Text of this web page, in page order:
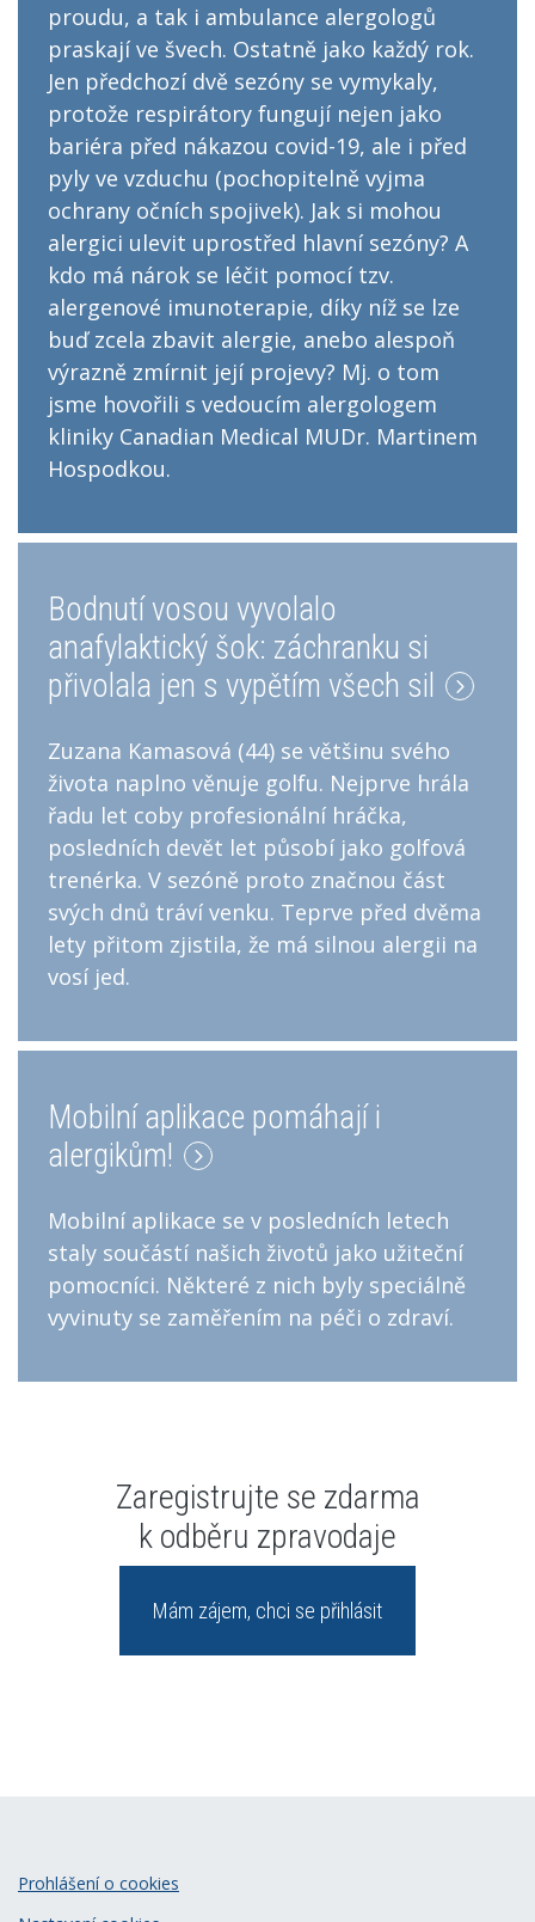
proudu, a tak i ambulance alergologů
praskají ve švech. Ostatně jako každý rok.
Jen předchozí dvě sezóny se vymykaly,
protože respirátory fungují nejen jako
bariéra před nákazou covid-19, ale i před
pyly ve vzduchu (pochopitelně vyjma
ochrany očních spojivek). Jak si mohou
alergici ulevit uprostřed hlavní sezóny? A
kdo má nárok se léčit pomocí tzv.
alergenové imunoterapie, díky níž se lze
buď zcela zbavit alergie, anebo alespoň
výrazně zmírnit její projevy? Mj. o tom
jsme hovořili s vedoucím alergologem
kliniky Canadian Medical MUDr. Martinem
Hospodkou.
Bodnutí vosou vyvolalo
anafylaktický šok: záchranku si
přivolala jen s vypětím všech sil
Zuzana Kamasová (44) se většinu svého
života naplno věnuje golfu. Nejprve hrála
řadu let coby profesionální hráčka,
posledních devět let působí jako golfová
trenérka. V sezóně proto značnou část
svých dnů tráví venku. Teprve před dvěma
lety přitom zjistila, že má silnou alergii na
vosí jed.
Mobilní aplikace pomáhají i
alergikům!
Mobilní aplikace se v posledních letech
staly součástí našich životů jako užiteční
pomocníci. Některé z nich byly speciálně
vyvinuty se zaměřením na péči o zdraví.
Zaregistrujte se zdarma
k odběru zpravodaje
Mám zájem, chci se přihlásit
Prohlášení o cookies